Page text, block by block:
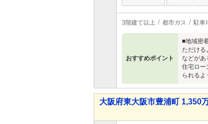
3階建て以上 都市ガス 駐車
おすすめポイント
■地域密
ただける
などがあ
住宅ロー
られるよ
大阪府東大阪市豊浦町 1,350